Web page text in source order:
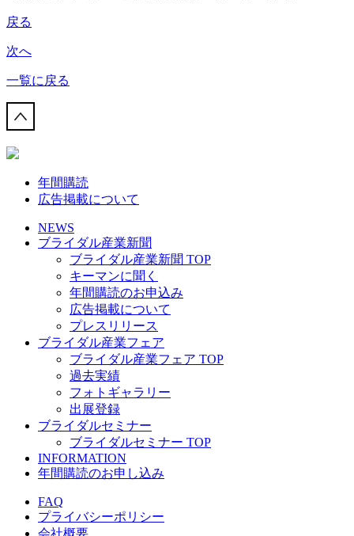
戻る
次へ
一覧に戻る
年間購読
広告掲載について
NEWS
ブライダル産業新聞
ブライダル産業新聞 TOP
キーマンに聞く
年間購読のお申込み
広告掲載について
プレスリリース
ブライダル産業フェア
ブライダル産業フェア TOP
過去実績
フォトギャラリー
出展登録
ブライダルセミナー
ブライダルセミナー TOP
INFORMATION
年間購読のお申し込み
FAQ
プライバシーポリシー
会社概要